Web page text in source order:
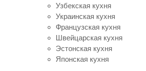
Узбекская кухня
Украинская кухня
Французская кухня
Швейцарская кухня
Эстонская кухня
Японская кухня